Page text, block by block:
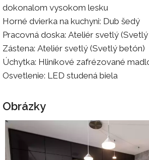
dokonalom vysokom lesku
Horné dvierka na kuchyni: Dub šedý
Pracovná doska: Ateliér svetlý
Zástena: Ateliér svetlý (Svetlý betón)
Úchytka: Hliníkové zafrézované
Osvetlenie: LED studená biela
Obrázky